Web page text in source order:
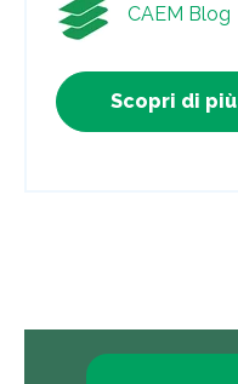
CAEM Blog
Scopri di più